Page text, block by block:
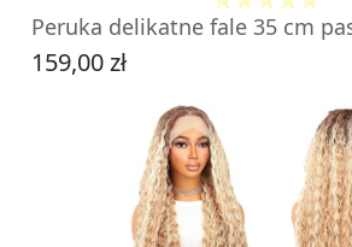
Peruka delikatne fale 35 cm
Cena
159,00 zł